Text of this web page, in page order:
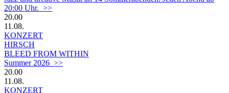
20:00 Uhr. >>
20.00
11.08.
KONZERT
HIRSCH
BLEED FROM WITHIN
Summer 2026 >>
20.00
11.08.
KONZERT